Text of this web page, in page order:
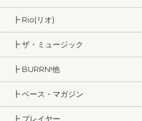
┣ Rio(リオ)
┣ ザ・ミュージック
┣ BURRN!他
┣ ベース・マガジン
┣ プレイヤー